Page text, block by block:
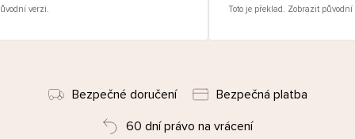
verzi. Toto je překlad. Zobrazit původní
Bezpečné doručení
Bezpečná platba
60 dní právo na vrácení